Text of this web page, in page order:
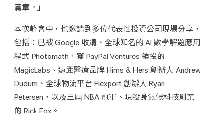
篇章。」
本次峰會中，也邀請到多位代表性投資公司現場分享，
包括：已被 Google 收購、全球知名的 AI 數學解題應用
程式 Photomath、獲 PayPal Ventures 領投的
MagicLabs、遠距醫療品牌 Hims & Hers 創辦人 Andrew
Dudum、全球物流平台 Flexport 創辦人 Ryan
Petersen，以及三屆 NBA 冠軍、現投身氣候科技創業
的 Rick Fox。